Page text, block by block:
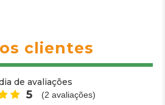
clientes
de avaliações
5 (2 avaliações)